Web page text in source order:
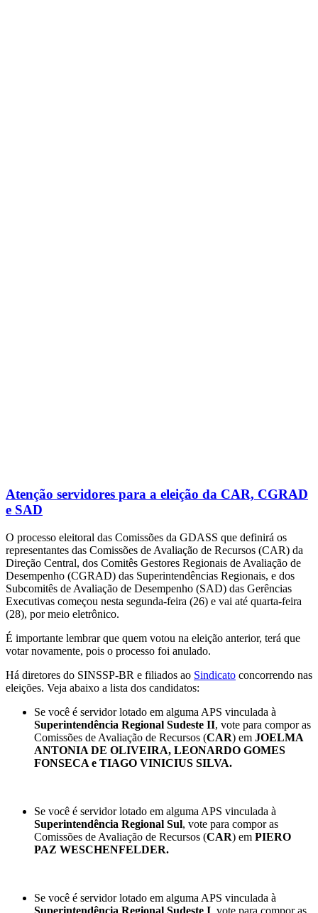
Atenção servidores para a eleição da CAR, CGRAD
e SAD
O processo eleitoral das Comissões da GDASS que definirá os
representantes das Comissões de Avaliação de Recursos (CAR) da
Direção Central, dos Comitês Gestores Regionais de Avaliação de
Desempenho (CGRAD) das Superintendências Regionais, e dos
Subcomitês de Avaliação de Desempenho (SAD) das Gerências
Executivas começou nesta segunda-feira (26) e vai até quarta-feira
(28), por meio eletrônico.
É importante lembrar que quem votou na eleição anterior, terá que
votar novamente, pois o processo foi anulado.
Há diretores do SINSSP-BR e filiados ao Sindicato concorrendo nas
eleições. Veja abaixo a lista dos candidatos:
Se você é servidor lotado em alguma APS vinculada à
Superintendência Regional Sudeste II, vote para compor as
Comissões de Avaliação de Recursos (CAR) em JOELMA
ANTONIA DE OLIVEIRA, LEONARDO GOMES
FONSECA e TIAGO VINICIUS SILVA.
Se você é servidor lotado em alguma APS vinculada à
Superintendência Regional Sul, vote para compor as
Comissões de Avaliação de Recursos (CAR) em PIERO
PAZ WESCHENFELDER.
Se você é servidor lotado em alguma APS vinculada à
Superintendência Regional Sudeste I , vote para compor as